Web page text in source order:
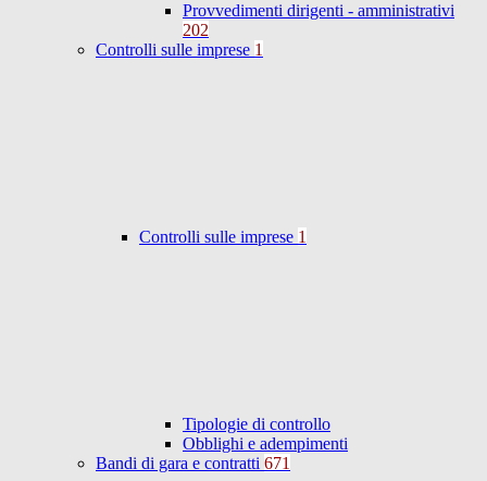
Provvedimenti dirigenti - amministrativi
202
Controlli sulle imprese 1
Controlli sulle imprese 1
Tipologie di controllo
Obblighi e adempimenti
Bandi di gara e contratti 671